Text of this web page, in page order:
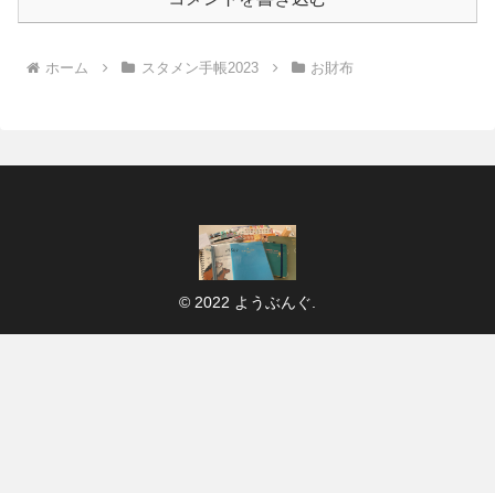
ホーム スタメン手帳2023 お財布
© 2022 ようぶんぐ.